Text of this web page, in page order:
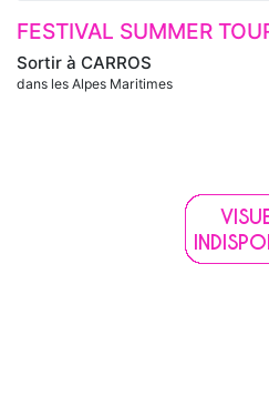
Sortir à CARROS
dans les Alpes Maritimes
FESTIVAL SUMMER